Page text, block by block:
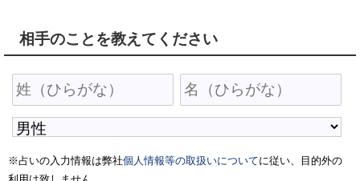
相手のことを教えてください
※占いの入力情報は弊社個人情報等の取扱いについてに従い、目的外の